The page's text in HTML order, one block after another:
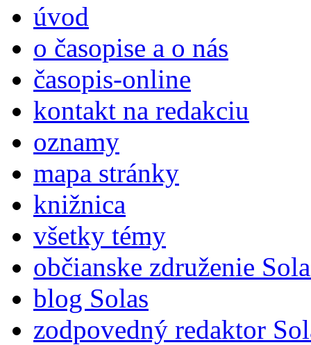
úvod
o časopise a o nás
časopis-online
kontakt na redakciu
oznamy
mapa stránky
knižnica
všetky témy
občianske združenie
blog Solas
zodpovedný redaktor